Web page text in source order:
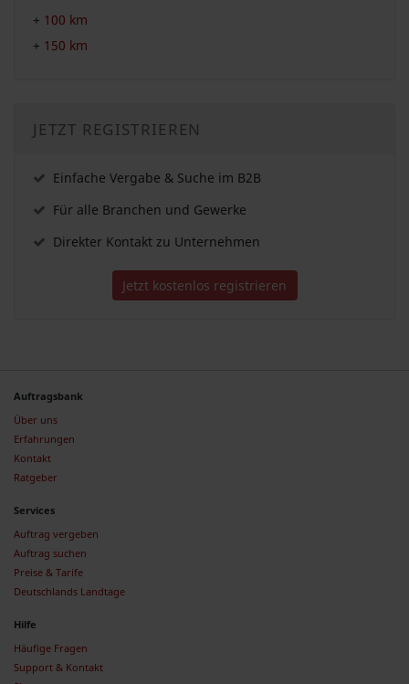
+ 100 km
+ 150 km
JETZT REGISTRIEREN
Einfache Vergabe & Suche im B2B
Für alle Branchen und Gewerke
Direkter Kontakt zu Unternehmen
Jetzt kostenlos registrieren
Auftragsbank
Über uns
Erfahrungen
Kontakt
Ratgeber
Services
Auftrag vergeben
Auftrag suchen
Preise & Tarife
Deutschlands Landtage
Hilfe
Häufige Fragen
Support & Kontakt